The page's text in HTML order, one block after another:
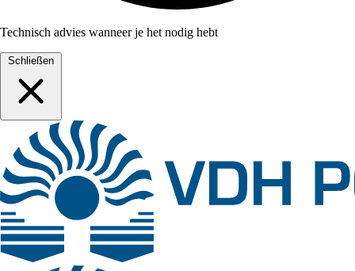
Technisch advies wanneer je het nodig hebt
Schließen